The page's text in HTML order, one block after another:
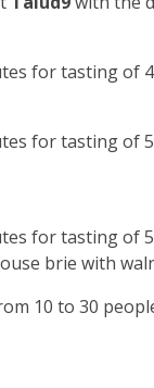
for tasting of
for tasting of
for tasting of
brie with
10 to 30